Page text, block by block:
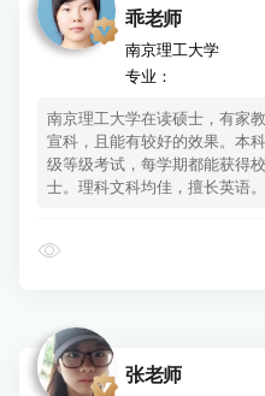
乖老师
南京理工大学
专业：
南京理工大学在读硕士，有家
宣科，且能有较好的效果。本
级等级考试，每学期都能获得
士。理科文科均佳，擅长英语
张老师